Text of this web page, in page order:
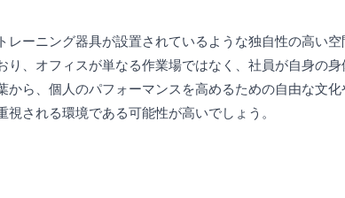
ーニング器具が設置されているような独自性の高い
り、オフィスが単なる作業場ではなく、社員が自身の
ら、個人のパフォーマンスを高めるための自由な文
される環境である可能性が高いでしょう。